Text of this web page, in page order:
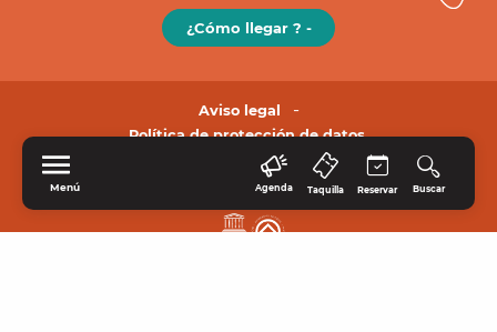
Menú Agenda Taquilla Reservar Buscar
¿Cómo llegar ? -
Aviso legal
Política de protección de datos.